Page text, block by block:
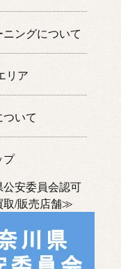
ングについて
リア
いて
プ
安委員会認可
/販売店舗≫